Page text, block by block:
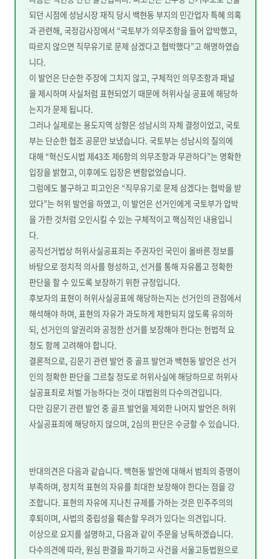
되던 시점에 성남시장 재직 당시 백현동 부지의 민간업자 특혜 의혹
과 관련해, 국정감사장에서 “국토부가 의무조항을 들어 압박했고,
따르지 않으면 직무유기로 문제 삼겠다고 협박했다”고 해명하였습
니다.
이 발언은 단순한 주장에 그치지 않고, 구체적인 의무조항과 패널
을 제시하며 사실처럼 표현되었기 때문에 허위사실 공표에 해당하
는지가 문제 됩니다.
그러나 실제로는 용도지역 상향은 성남시의 자체 결정이었고, 국토
부는 단순한 협조 공문만 보냈습니다. 국토부는 성남시의 질의에
대해 “혁신도시법 제43조 제6항의 의무조항과 무관하다”는 명확한
입장을 밝혔고, 이후에도 입장은 변함없었습니다.
그럼에도 불구하고 피고인은 “직무유기로 문제 삼겠다는 협박을 받
았다”는 허위 발언을 하였고, 이 발언은 선거인에게 국토부가 압박
을 가한 것처럼 오인시킬 수 있는 구체적이고 핵심적인 내용입니
다.
공직선거법상 허위사실공표죄는 주권자인 국민이 올바른 정보를
바탕으로 정치적 의사를 형성하고, 선거를 통해 자유롭고 정확한
판단을 할 수 있도록 보장하기 위한 규정입니다.
후보자의 표현이 허위사실공표에 해당하는지는 선거인의 관점에서
해석해야 하며, 표현의 자유가 과도하게 제한되지 않도록 유의하
되, 선거인의 알권리와 공정한 선거를 보장해야 한다는 헌법적 요
청도 함께 고려해야 합니다.
결론적으로, 김문기 관련 발언 중 골프 발언과 백현동 발언은 선거
인의 정확한 판단을 그르칠 정도로 허위사실에 해당하므로 허위사
실공표죄로 처벌 가능하다는 것이 대법원의 다수의견입니다.
다만 김문기 관련 발언 중 골프 발언을 제외한 나머지 발언은 허위
사실공표죄에 해당하지 않으며, 2심의 판단은 수긍할 수 있습니다.
반대의견은 다음과 같습니다. 백현동 발언에 대해서 범죄의 증명이
부족하며, 정치적 표현의 자유를 최대한 보장해야 한다는 점을 강
조합니다. 표현의 자유에 지나친 규제를 가하는 것은 민주주의의
후퇴이며, 사법의 중립성을 훼손할 우려가 있다는 의견입니다.
이상으로 요지를 설명하고, 다음과 같이 주문을 낭독하겠습니다.
다수의견에 따라, 원심 판결을 파기하고 사건을 서울고등법원으로